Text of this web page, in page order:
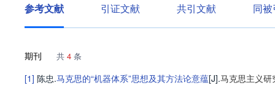
参考文献 引证文献 共引文献 同
期刊 共 4 条
[1] 陈忠.马克思的“机器体系”思想及其方法论意蕴[J].马克思主义研